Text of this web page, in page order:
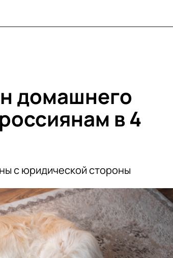
домашнего
в 4
с юридической стороны